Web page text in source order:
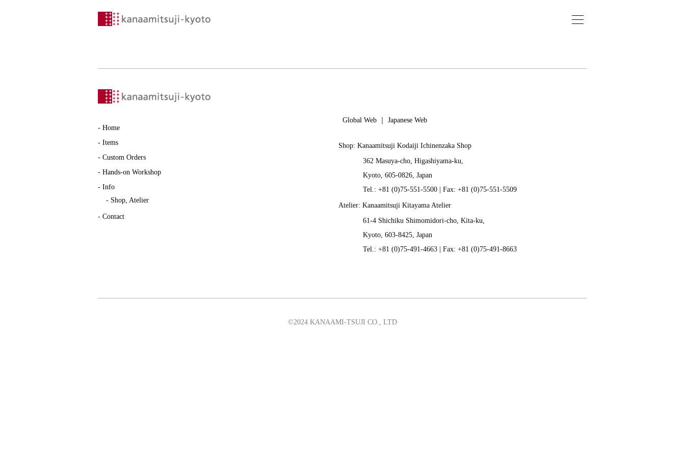
- Home
- Items
- Custom Orders
- Hands-on Workshop
- Info
- Shop, Atelier
- Contact
Global Web Japanese Web
Shop: Kanaamitsuji Kodaiji Ichinenzaka Shop
362 Masuya-cho, Higashiyama-ku,
Kyoto, 605-0826, Japan
Tel.: +81 (0)75-551-5500 | Fax: +81 (0)75-551-5509
Atelier: Kanaamitsuji Kitayama Atelier
61-4 Shichiku Shimomidori-cho, Kita-ku,
Kyoto, 603-8425, Japan
Tel.: +81 (0)75-491-4663 | Fax: +81 (0)75-491-8663
©2024 KANAAMI-TSUJI CO., LTD